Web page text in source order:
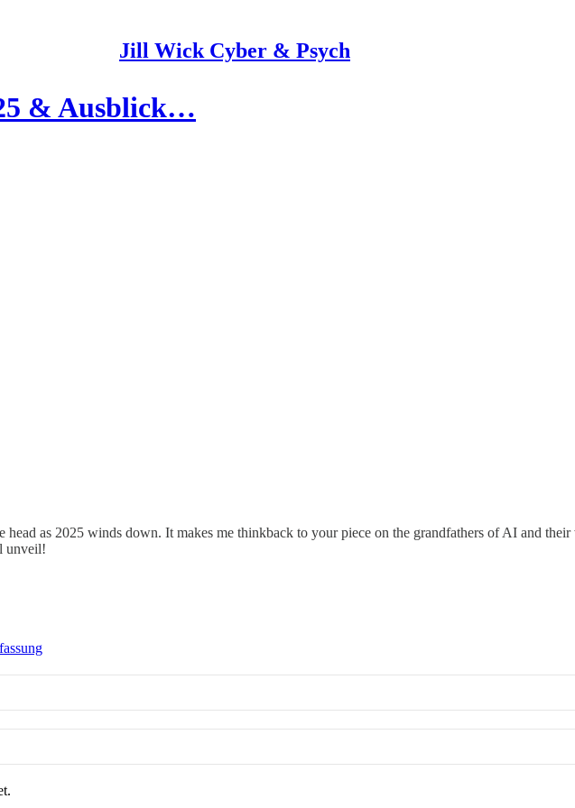
Jill Wick Cyber & Psych
& Ausblick…
as 2025 winds down. It makes me thinkback to your piece on the grandfathers of AI and
unveil!